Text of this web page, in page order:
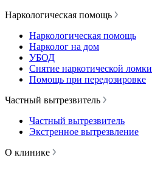
Наркологическая помощь
Наркологическая помощь
Нарколог на дом
УБОД
Снятие наркотической ломки
Помощь при передозировке
Частный вытрезвитель
Частный вытрезвитель
Экстренное вытрезвление
О клинике